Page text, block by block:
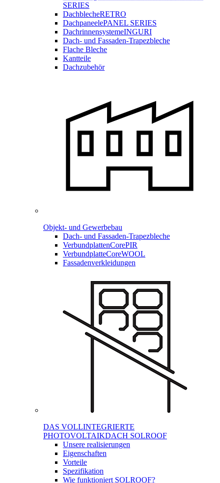
SERIES
DachblecheRETRO
DachpaneelePANEL SERIES
DachrinnensystemeINGURI
Dach- und Fassaden-Trapezbleche
Flache Bleche
Kantteile
Dachzubehör
Objekt- und Gewerbebau
Dach- und Fassaden-Trapezbleche
VerbundplattenCorePIR
VerbundplatteCoreWOOL
Fassadenverkleidungen
DAS VOLLINTEGRIERTE
PHOTOVOLTAIKDACH SOLROOF
Unsere realisierungen
Eigenschaften
Vorteile
Spezifikation
Wie funktioniert SOLROOF?